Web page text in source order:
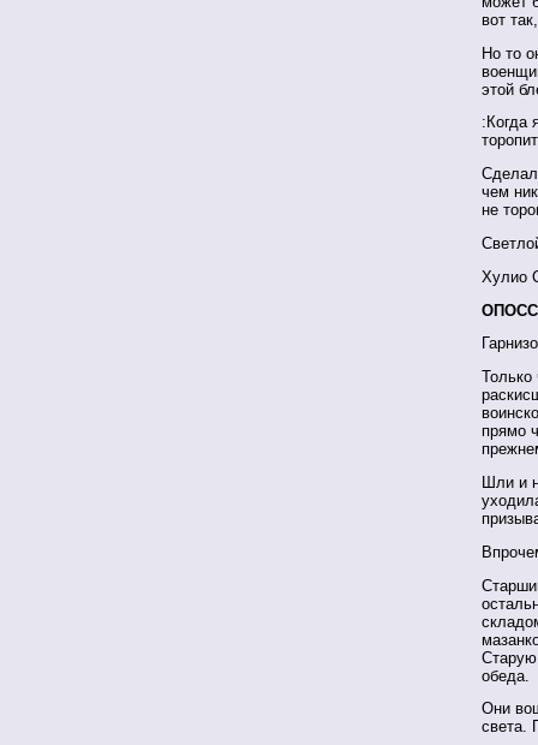
вот
Но то
этой
:Когда
чем
не
Хулио
Только
прямо
Шли и
Старую
обеда.
Они
света.